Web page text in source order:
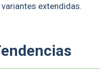
extendidas.